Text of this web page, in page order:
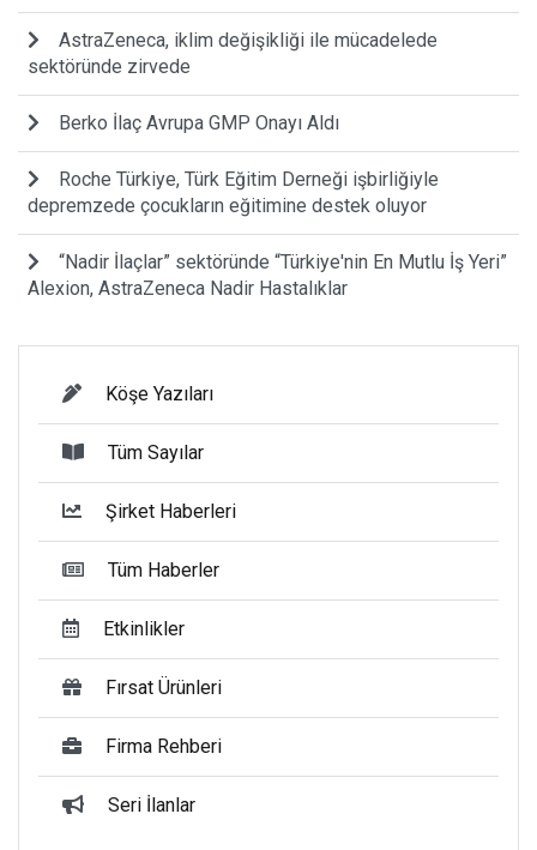
AstraZeneca, iklim değişikliği ile mücadelede
sektöründe zirvede
Berko İlaç Avrupa GMP Onayı Aldı
Roche Türkiye, Türk Eğitim Derneği işbirliğiyle
depremzede çocukların eğitimine destek oluyor
“Nadir İlaçlar” sektöründe “Türkiye'nin En Mutlu İş Yeri”
Alexion, AstraZeneca Nadir Hastalıklar
Köşe Yazıları
Tüm Sayılar
Şirket Haberleri
Tüm Haberler
Etkinlikler
Fırsat Ürünleri
Firma Rehberi
Seri İlanlar